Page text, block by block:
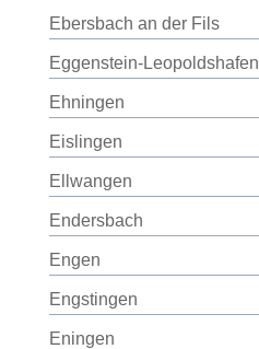
Ebersbach an der Fils
Eggenstein-Leopoldshafen
Ehningen
Eislingen
Ellwangen
Endersbach
Engen
Engstingen
Eningen